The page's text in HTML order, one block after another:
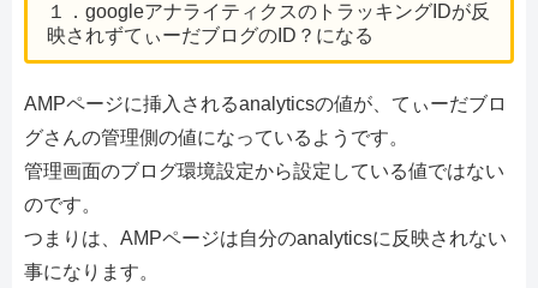
１．googleアナライティクスのトラッキングIDが反
映されずてぃーだブログのID？になる
AMPページに挿入されるanalyticsの値が、てぃーだブロ
グさんの管理側の値になっているようです。
管理画面のブログ環境設定から設定している値ではない
のです。
つまりは、AMPページは自分のanalyticsに反映されない
事になります。